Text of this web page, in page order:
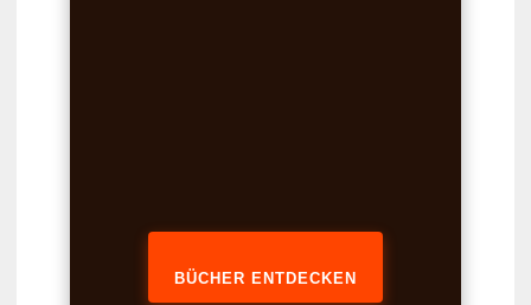
BÜCHER ENTDECKEN